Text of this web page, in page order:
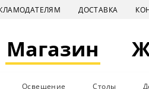
ДОСТАВКА
Магазин
Освещение Столы